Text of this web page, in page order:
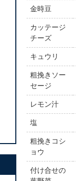
金時豆
カッテージ
チーズ
キュウリ
粗挽きソー
セージ
レモン汁
塩
粗挽きコシ
ョウ
付け合せの